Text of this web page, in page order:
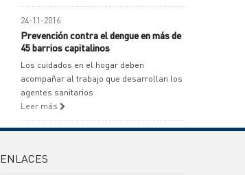
24-11-2016
Prevención contra el dengue en más de
45 barrios capitalinos
Los cuidados en el hogar deben
acompañar al trabajo que desarrollan los
agentes sanitarios
Leer más
ENLACES